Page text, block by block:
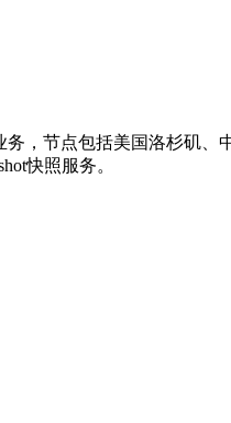
，节点包括美国洛杉矶、
快照服务。